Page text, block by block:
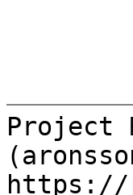
Project
https://